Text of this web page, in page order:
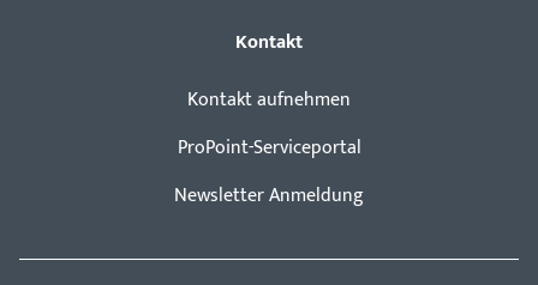
Kontakt
Kontakt aufnehmen
ProPoint-Serviceportal
Newsletter Anmeldung